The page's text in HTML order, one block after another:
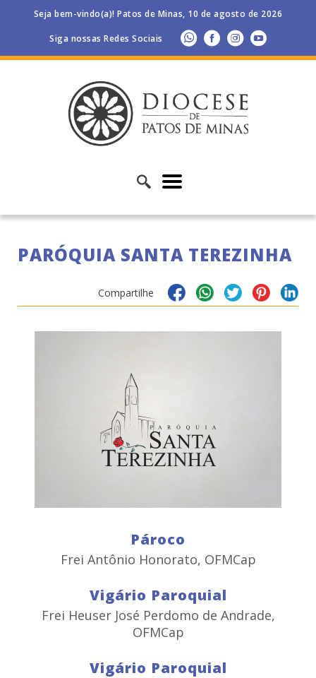
Seja bem-vindo(a)! Patos de Minas, 10 de agosto de 2026
Siga nossas Redes Sociais
PARÓQUIA SANTA TEREZINHA
Compartilhe
Pároco
Frei Antônio Honorato, OFMCap
Vigário Paroquial
Frei Heuser José Perdomo de Andrade,
OFMCap
Vigário Paroquial